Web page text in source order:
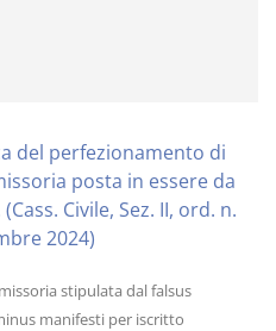
del perfezionamento di
posta in essere da
Civile, Sez. II, ord. n.
2024)
stipulata dal falsus
manifesti per iscritto